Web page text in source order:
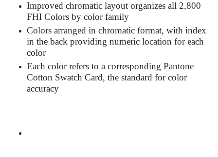
Improved chromatic layout organizes all 2,800
FHI Colors by color family
Colors arranged in chromatic format, with index
in the back providing numeric location for each
color
Each color refers to a corresponding Pantone
Cotton Swatch Card, the standard for color
accuracy